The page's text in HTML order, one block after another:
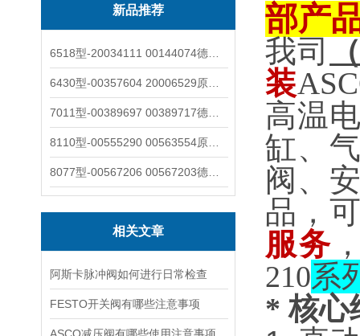
新品推荐
相关文章
阿斯卡脉冲阀如何进行日常检查
FESTO开关阀有哪些注意事项
部产
我司
装
高温
缸、
阀、
品，
服务
210系
*核心